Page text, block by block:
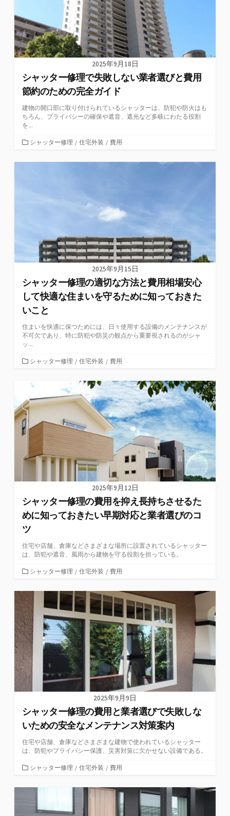
2025年9月18日
シャッター修理で失敗しない業者選びと費用
節約のための完全ガイド
建物の開口部に取り付けられているシャッターは、防犯や防火はも
ちろん、プライバシーの確保や遮音、遮光など多岐にわたる役割
を...
カ
ゴ
シャッター修理 / 住宅外装 / 費用
2025年9月15日
シャッター修理の適切な方法と費用相場安心
して快適な住まいを守るために知っておきた
いこと
住まいを快適に保つためには、日々使用する設備のメンテナンスが
不可欠であり、特に防犯や防災の観点から重要視されるのがシャ
ッ...
カ
リ
ー
シャッター修理 / 住宅外装 / 費用
2025年9月12日
シャッター修理の費用を抑え長持ちさせるた
めに知っておきたい早期対応と業者選びのコ
ツ
住宅や店舗、倉庫などさまざまな場所に設置されているシャッター
は、防犯や遮音、風雨から建物を守る役割を担っている。
カ
ゴ
ー
シャッター修理 / 住宅外装 / 費用
2025年9月9日
シャッター修理の費用と業者選びで失敗しな
いための安全なメンテナンス対策案内
住宅や店舗、倉庫などさまざまな建物で使われているシャッター
は、防犯やプライバシー保護、災害対策に欠かせない設備である。
カ
ゴ
シャッター修理 / 住宅外装 / 費用